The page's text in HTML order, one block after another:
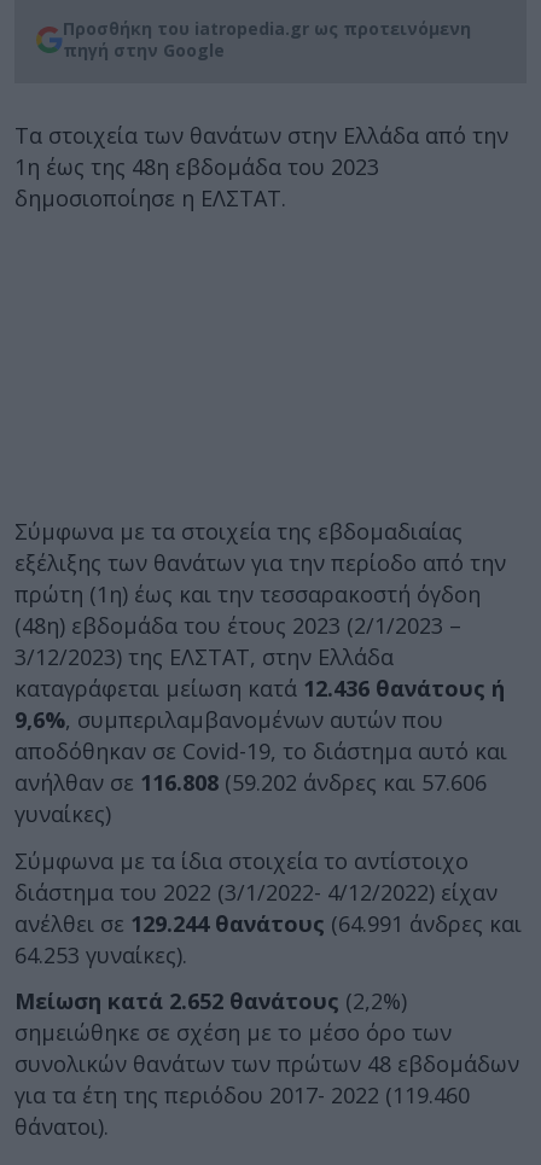
Προσθήκη του iatropedia.gr ως προτεινόμενη
πηγή στην Google
Τα στοιχεία των θανάτων στην Ελλάδα από την
1η έως της 48η εβδομάδα του 2023
δημοσιοποίησε η ΕΛΣΤΑΤ.
Σύμφωνα με τα στοιχεία της εβδομαδιαίας
εξέλιξης των θανάτων για την περίοδο από την
πρώτη (1η) έως και την τεσσαρακοστή όγδοη
(48η) εβδομάδα του έτους 2023 (2/1/2023 –
3/12/2023) της ΕΛΣΤΑΤ, στην Ελλάδα
καταγράφεται μείωση κατά 12.436 θανάτους ή
9,6%, συμπεριλαμβανομένων αυτών που
αποδόθηκαν σε Covid-19, το διάστημα αυτό και
ανήλθαν σε 116.808 (59.202 άνδρες και 57.606
γυναίκες)
Σύμφωνα με τα ίδια στοιχεία το αντίστοιχο
διάστημα του 2022 (3/1/2022- 4/12/2022) είχαν
ανέλθει σε 129.244 θανάτους (64.991 άνδρες και
64.253 γυναίκες).
Μείωση κατά 2.652 θανάτους (2,2%)
σημειώθηκε σε σχέση με το μέσο όρο των
συνολικών θανάτων των πρώτων 48 εβδομάδων
για τα έτη της περιόδου 2017- 2022 (119.460
θάνατοι).